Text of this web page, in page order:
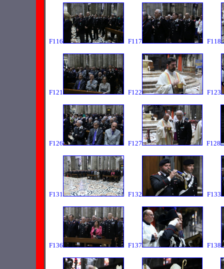
F116 F117 F118
F121 F122 F123
F126 F127 F128
F131 F132 F133
F136 F137 F138